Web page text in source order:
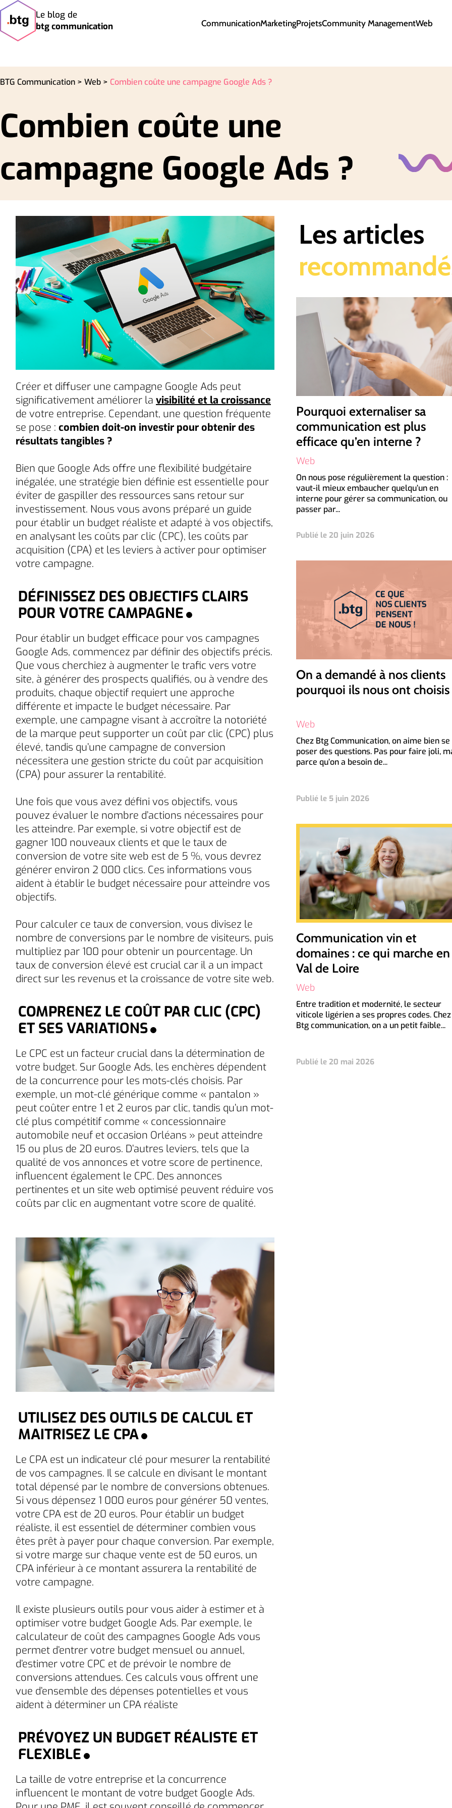
Le blog de
btg communication
CommunicationMarketingProjetsCommunity ManagementWeb
BTG Communication > Web > Combien coûte une campagne Google Ads ?
Combien coûte une
campagne Google Ads ?
Créer et diffuser une campagne Google Ads peut
significativement améliorer la visibilité et la croissance
de votre entreprise. Cependant, une question fréquente
se pose : combien doit-on investir pour obtenir des
résultats tangibles ?
Bien que Google Ads offre une flexibilité budgétaire
inégalée, une stratégie bien définie est essentielle pour
éviter de gaspiller des ressources sans retour sur
investissement. Nous vous avons préparé un guide
pour établir un budget réaliste et adapté à vos objectifs,
en analysant les coûts par clic (CPC), les coûts par
acquisition (CPA) et les leviers à activer pour optimiser
votre campagne.
DÉFINISSEZ DES OBJECTIFS CLAIRS
POUR VOTRE CAMPAGNE
Pour établir un budget efficace pour vos campagnes
Google Ads, commencez par définir des objectifs précis.
Que vous cherchiez à augmenter le trafic vers votre
site, à générer des prospects qualifiés, ou à vendre des
produits, chaque objectif requiert une approche
différente et impacte le budget nécessaire. Par
exemple, une campagne visant à accroître la notoriété
de la marque peut supporter un coût par clic (CPC) plus
élevé, tandis qu’une campagne de conversion
nécessitera une gestion stricte du coût par acquisition
(CPA) pour assurer la rentabilité.
Une fois que vous avez défini vos objectifs, vous
pouvez évaluer le nombre d’actions nécessaires pour
les atteindre. Par exemple, si votre objectif est de
gagner 100 nouveaux clients et que le taux de
conversion de votre site web est de 5 %, vous devrez
générer environ 2 000 clics. Ces informations vous
aident à établir le budget nécessaire pour atteindre vos
objectifs.
Pour calculer ce taux de conversion, vous divisez le
nombre de conversions par le nombre de visiteurs, puis
multipliez par 100 pour obtenir un pourcentage. Un
taux de conversion élevé est crucial car il a un impact
direct sur les revenus et la croissance de votre site web.
COMPRENEZ LE COÛT PAR CLIC (CPC)
ET SES VARIATIONS
Le CPC est un facteur crucial dans la détermination de
votre budget. Sur Google Ads, les enchères dépendent
de la concurrence pour les mots-clés choisis. Par
exemple, un mot-clé générique comme « pantalon »
peut coûter entre 1 et 2 euros par clic, tandis qu’un mot-
clé plus compétitif comme « concessionnaire
automobile neuf et occasion Orléans » peut atteindre
15 ou plus de 20 euros. D’autres leviers, tels que la
qualité de vos annonces et votre score de pertinence,
influencent également le CPC. Des annonces
pertinentes et un site web optimisé peuvent réduire vos
coûts par clic en augmentant votre score de qualité.
UTILISEZ DES OUTILS DE CALCUL ET
MAITRISEZ LE CPA
Le CPA est un indicateur clé pour mesurer la rentabilité
de vos campagnes. Il se calcule en divisant le montant
total dépensé par le nombre de conversions obtenues.
Si vous dépensez 1 000 euros pour générer 50 ventes,
votre CPA est de 20 euros. Pour établir un budget
réaliste, il est essentiel de déterminer combien vous
êtes prêt à payer pour chaque conversion. Par exemple,
si votre marge sur chaque vente est de 50 euros, un
CPA inférieur à ce montant assurera la rentabilité de
votre campagne.
Il existe plusieurs outils pour vous aider à estimer et à
optimiser votre budget Google Ads. Par exemple, le
calculateur de coût des campagnes Google Ads vous
permet d’entrer votre budget mensuel ou annuel,
d’estimer votre CPC et de prévoir le nombre de
conversions attendues. Ces calculs vous offrent une
vue d’ensemble des dépenses potentielles et vous
aident à déterminer un CPA réaliste
PRÉVOYEZ UN BUDGET RÉALISTE ET
FLEXIBLE
La taille de votre entreprise et la concurrence
influencent le montant de votre budget Google Ads.
Les articles
Pourquoi externaliser sa
communication est plus
efficace qu’en interne ?
Web
On nous pose régulièrement la question :
vaut-il mieux embaucher quelqu’un en
interne pour gérer sa communication, ou
passer par...
Publié le 20 juin 2026
On a demandé à nos clients
pourquoi ils nous ont choisis
Web
Chez Btg Communication, on aime bien se
poser des questions. Pas pour faire joli,
parce qu’on a besoin de...
Publié le 5 juin 2026
Communication vin et
domaines : ce qui marche en
Val de Loire
Web
Entre tradition et modernité, le secteur
viticole ligérien a ses propres codes. Chez
Btg communication, on a un petit faible...
Publié le 20 mai 2026